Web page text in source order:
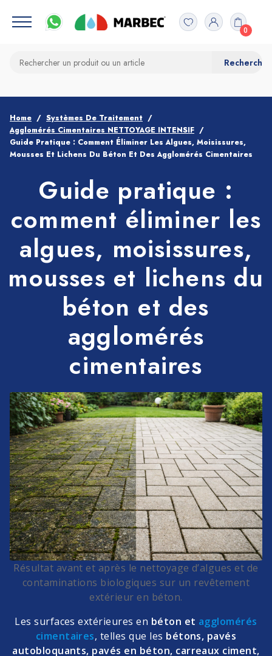
0
Home
Systèmes De Traitement
Agglomérés Cimentaires NETTOYAGE INTENSIF
Guide Pratique : Comment Éliminer Les Algues, Moisissures,
Mousses Et Lichens Du Béton Et Des Agglomérés Cimentaires
Guide pratique :
comment éliminer les
algues, moisissures,
mousses et lichens du
béton et des
agglomérés
cimentaires
Résultat avant et après le nettoyage d’algues et de
contaminations biologiques sur un revêtement
extérieur en béton.
Les surfaces extérieures en béton et agglomérés
cimentaires, telles que les bétons, pavés
autobloquants, pavés en béton, carreaux ciment,